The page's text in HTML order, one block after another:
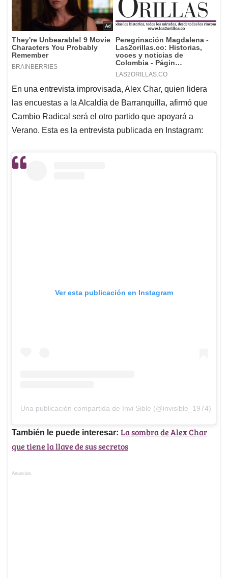
En una entrevista improvisada, Alex Char, quien lidera
las encuestas a la Alcaldía de Barranquilla, afirmó que
Cambio Radical será el otro partido que apoyará a
Verano. Esta es la entrevista publicada en Instagram:
Ver esta publicación en Instagram
Una publicación compartida de Invi Sible (@invisible_1974)
También le puede interesar: La sombra de Alex Char
que tiene la llave de sus secretos
Anuncios.